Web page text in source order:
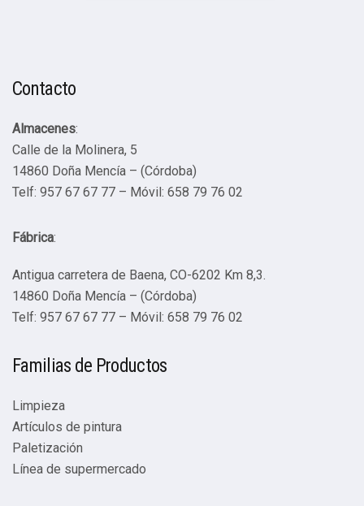
Contacto
Almacenes:
Calle de la Molinera, 5
14860 Doña Mencía – (Córdoba)
Telf: 957 67 67 77 – Móvil: 658 79 76 02
Fábrica:
Antigua carretera de Baena, CO-6202 Km 8,3.
14860 Doña Mencía – (Córdoba)
Telf: 957 67 67 77 – Móvil: 658 79 76 02
Familias de Productos
Limpieza
Artículos de pintura
Paletización
Línea de supermercado